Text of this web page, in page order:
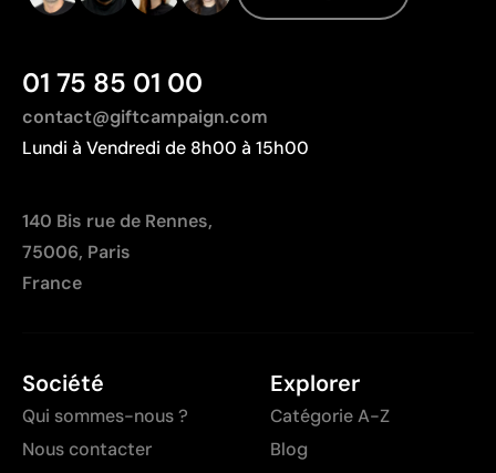
01 75 85 01 00
contact@giftcampaign.com
Lundi à Vendredi de 8h00 à 15h00
140 Bis rue de Rennes,
75006, Paris
France
Société
Qui sommes-nous ?
Nous contacter
Explorer
Catégorie A-Z
Blog